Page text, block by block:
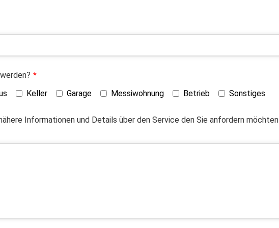
*
Keller Garage Messiwohnung Betrieb Sonstiges
Informationen und Details über den Service den Sie anfordern möchten